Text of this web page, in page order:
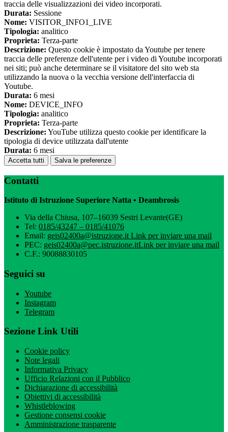
traccia delle visualizzazioni dei video incorporati.
Durata: Sessione
Nome: VISITOR_INFO1_LIVE
Tipologia: analitico
Proprieta: Terza-parte
Descrizione: Questo cookie è impostato da Youtube per tenere
traccia delle preferenze dell'utente per i video di Youtube incorporati
nei siti; può anche determinare se il visitatore del sito web sta
utilizzando la nuova o la vecchia versione dell'interfaccia di
Youtube.
Durata: 6 mesi
Nome: DEVICE_INFO
Tipologia: analitico
Proprieta: Terza-parte
Descrizione: YouTube utilizza questo cookie per identificare la
tipologia di device utilizzata dall'utente
Durata: 6 mesi
Accetta tutti Salva le preferenze
Contatti
Istituto di Istruzione Superiore Natta • Deambrosis
Via della Chiusa, 107–16039 Sestri Levante(GE)
Tel: 0185/43247 – 0185/41076
Email: geis02400a@istruzione.it Link per inviare una mail
PEC: geis02400a@pec.istruzione.itLink per inviare una mail
C.F.: 90088830105
Seguici su
Youtube
Instagram
Telegram
Sezione Link Utili
Cookie policy
Note legali
Informativa Privacy
Ufficio Relazioni con il Pubblico
Dichiarazione di accessibilità
Obiettivi di accessibilità
Whistleblowing
Gestione consensi cookie
Amministrazione trasparente